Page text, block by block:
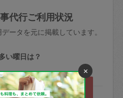
当日キャンセル＝依頼
費全額
曜日午前9時開始の場
時以降はキャンセル料が
9時まで＝依頼料金の
険の対象外となるので
参照ください：初めて
代行ご利用状況
ータを元に掲載しています。
い曜日は？
×